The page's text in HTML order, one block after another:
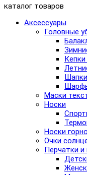
каталог товаров
Аксессуары
Головные
Шапки
Маски
Носки
Носки
Очки
Перчатки и